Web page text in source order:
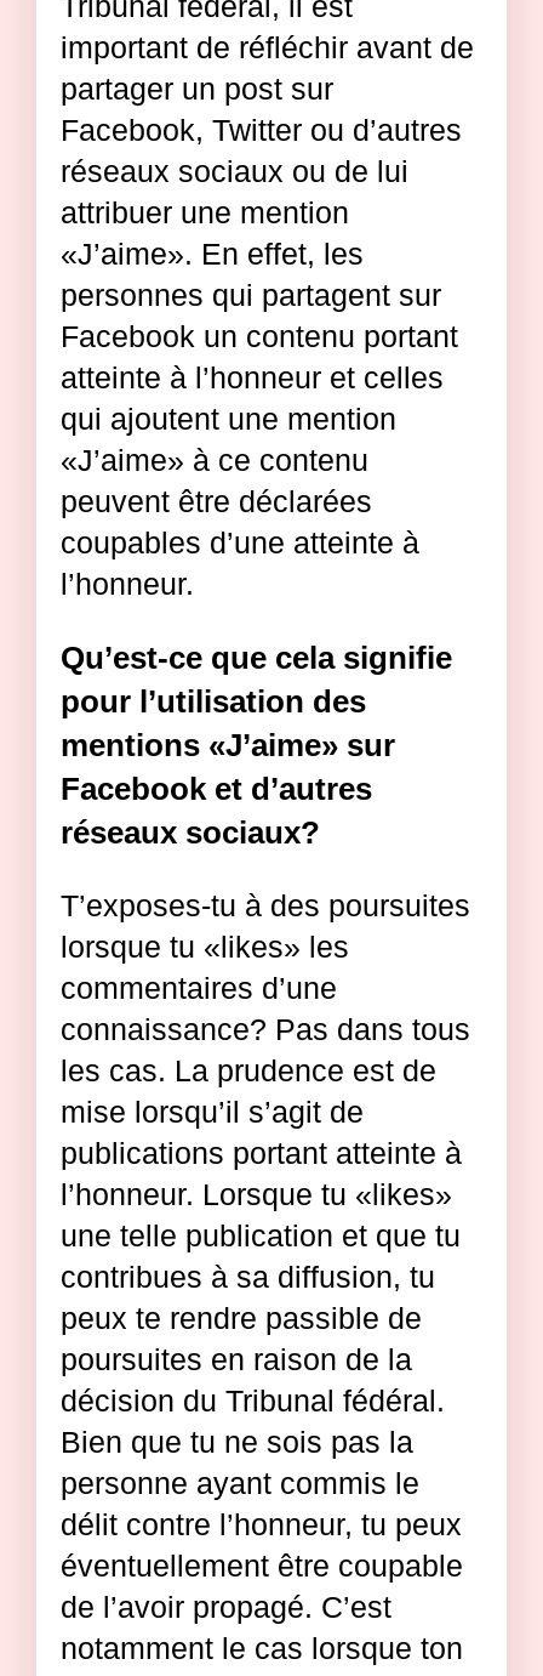
important de réfléchir avant de
partager un post sur
Facebook, Twitter ou d’autres
réseaux sociaux ou de lui
attribuer une mention
«J’aime». En effet, les
personnes qui partagent sur
Facebook un contenu portant
atteinte à l’honneur et celles
qui ajoutent une mention
«J’aime» à ce contenu
peuvent être déclarées
coupables d’une atteinte à
l’honneur.
Qu’est-ce que cela signifie
pour l’utilisation des
mentions «J’aime» sur
Facebook et d’autres
réseaux sociaux?
T’exposes-tu à des poursuites
lorsque tu «likes» les
commentaires d’une
connaissance? Pas dans tous
les cas. La prudence est de
mise lorsqu’il s’agit de
publications portant atteinte à
l’honneur. Lorsque tu «likes»
une telle publication et que tu
contribues à sa diffusion, tu
peux te rendre passible de
poursuites en raison de la
décision du Tribunal fédéral.
Bien que tu ne sois pas la
personne ayant commis le
délit contre l’honneur, tu peux
éventuellement être coupable
de l’avoir propagé. C’est
notamment le cas lorsque ton